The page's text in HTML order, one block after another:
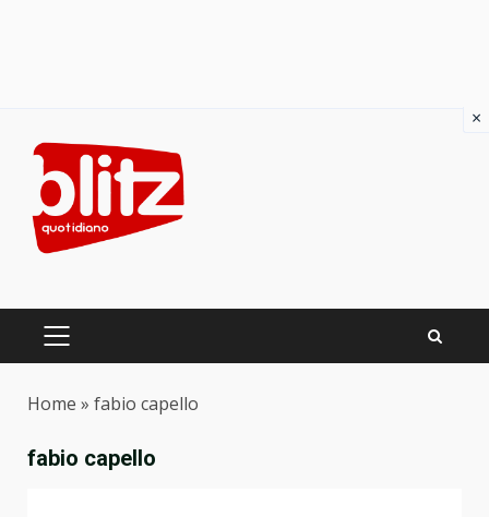
content
PRIMARY
Home » fabio capello
fabio capello
×